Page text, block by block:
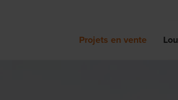
Projets en vente